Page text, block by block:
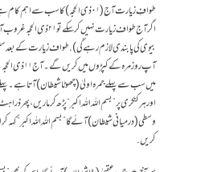
طوافِ زیارت آج(۰۱ ذی الحجہ) کا سب
اگر آج طواف زیارت نہیں
بیوی کی پابندی لازم رہے گی). طواف زیارت کے
آپ روز مرہ
میں سب سے پہلے جمرہ اولیٰ (چھوٹا شیطان) آتا ہے۔
اور ہر کنکری پر”بسم اللہ اللہ اکبر“پڑھ کر ماریں، پھر
وسطی (در میانی شیطان) آئے گا ”بسم اللہ اللہ اکبر“ کہہ
کریں.